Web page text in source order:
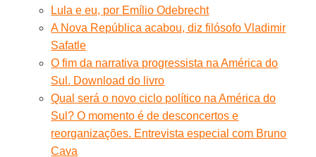
Lula e eu, por Emílio Odebrecht
A Nova República acabou, diz filósofo Vladimir
Safatle
O fim da narrativa progressista na América do
Sul. Download do livro
Qual será o novo ciclo político na América do
Sul? O momento é de desconcertos e
reorganizações. Entrevista especial com Bruno
Cava